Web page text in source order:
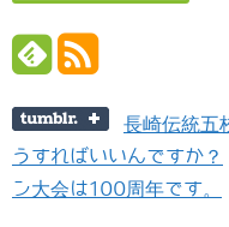
長崎伝統五
うすればいいんですか？
ン大会は100周年です。